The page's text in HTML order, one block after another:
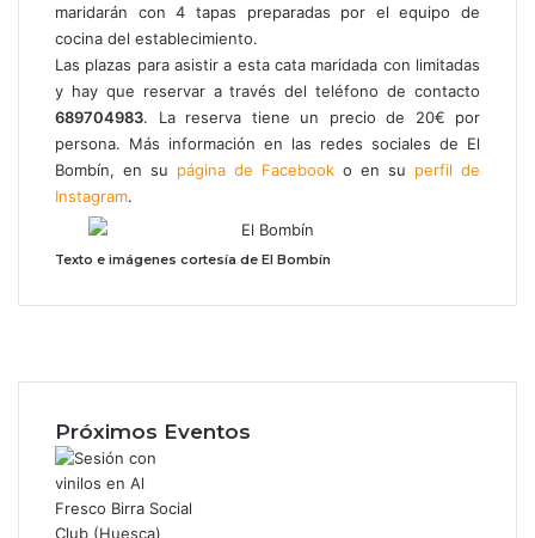
maridarán con 4 tapas preparadas por el equipo de
cocina del establecimiento.
Las plazas para asistir a esta cata maridada con limitadas
y hay que reservar a través del teléfono de contacto
689704983. La reserva tiene un precio de 20€ por
persona. Más información en las redes sociales de El
Bombín, en su página de Facebook o en su perfil de
Instagram.
Texto e imágenes cortesía de El Bombín
Próximos Eventos